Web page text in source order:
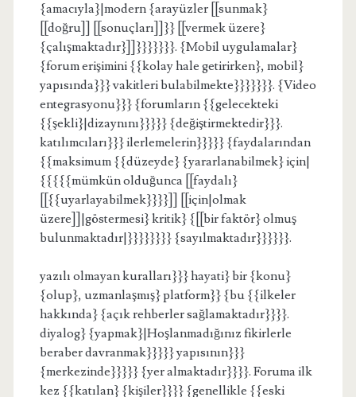
{amacıyla}|modern {arayüzler [[sunmak}
[[doğru]] [[sonuçları]]}} [[vermek üzere}
{çalışmaktadır}]]}}}}}}}. {Mobil uygulamalar}
{forum erişimini {{kolay hale getirirken}, mobil}
yapısında}}} vakitleri bulabilmekte}}}}}}}. {Video
entegrasyonu}}} {forumların {{gelecekteki
{{şekli}|dizaynını}}}}} {değiştirmektedir}}}.
katılımcıları}}} ilerlemelerin}}}}} {faydalarından
{{maksimum {{düzeyde} {yararlanabilmek} için|
{{{{{mümkün olduğunca [[faydalı}
[[{{uyarlayabilmek}}}}]] [[için|olmak
üzere]]|göstermesi} kritik} {[[bir faktör} olmuş
bulunmaktadır|}}}}}}}} {sayılmaktadır}}}}}}.
yazılı olmayan kuralları}}} hayati} bir {konu}
{olup}, uzmanlaşmış} platform}} {bu {{ilkeler
hakkında} {açık rehberler sağlamaktadır}}}}.
diyalog} {yapmak}|Hoşlanmadığınız fikirlerle
beraber davranmak}}}}} yapısının}}}
{merkezinde}}}}} {yer almaktadır}}}}. Foruma ilk
kez {{katılan} {kişiler}}}} {genellikle {{eski